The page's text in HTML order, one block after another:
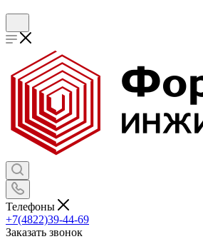
Телефоны
+7(4822)39-44-69
Заказать звонок